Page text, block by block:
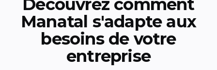
Découvrez comment
Manatal s'adapte aux
besoins de votre
entreprise